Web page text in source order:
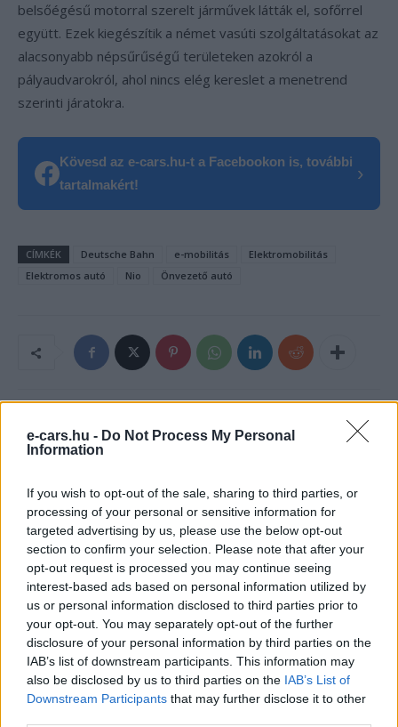
e-cars.hu - Do Not Process My Personal
Information
If you wish to opt-out of the sale, sharing to third parties, or
processing of your personal or sensitive information for
targeted advertising by us, please use the below opt-out
section to confirm your selection. Please note that after your
opt-out request is processed you may continue seeing
interest-based ads based on personal information utilized by
us or personal information disclosed to third parties prior to
your opt-out. You may separately opt-out of the further
disclosure of your personal information by third parties on the
IAB’s list of downstream participants. This information may
also be disclosed by us to third parties on the IAB’s List of
Downstream Participants that may further disclose it to other
belsőégésű motorral szerelt járművek látták el, sofőrrel
együtt. Ezek kiegészítik a német vasúti szolgáltatásokat az
alacsonyabb népsűrűségű területeken azokról a
pályaudvarokról, ahol nincs elég kereslet a menetrend
szerinti járatokra.
Kövesd az e-cars.hu-t a Facebookon is, további
tartalmakért!
›
CÍMKÉK Deutsche Bahn e-mobilitás
Elektromobilitás
Elektromos autó
Nio Önvezető autó
Eriqo
Főállásban Informatikus kocka, de lelkében elkötelezett gamer,
kütyü és immár e-autó rajongó!
KAPCSOLÓDÓ CIKKEK TÖBB A SZERZŐTŐL